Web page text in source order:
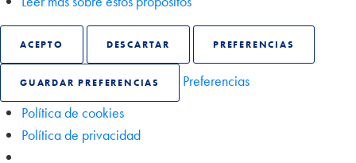
ACEPTO DESCARTAR PREFERENCIAS
GUARDAR PREFERENCIAS
Preferencias
Política de cookies
Política de privacidad